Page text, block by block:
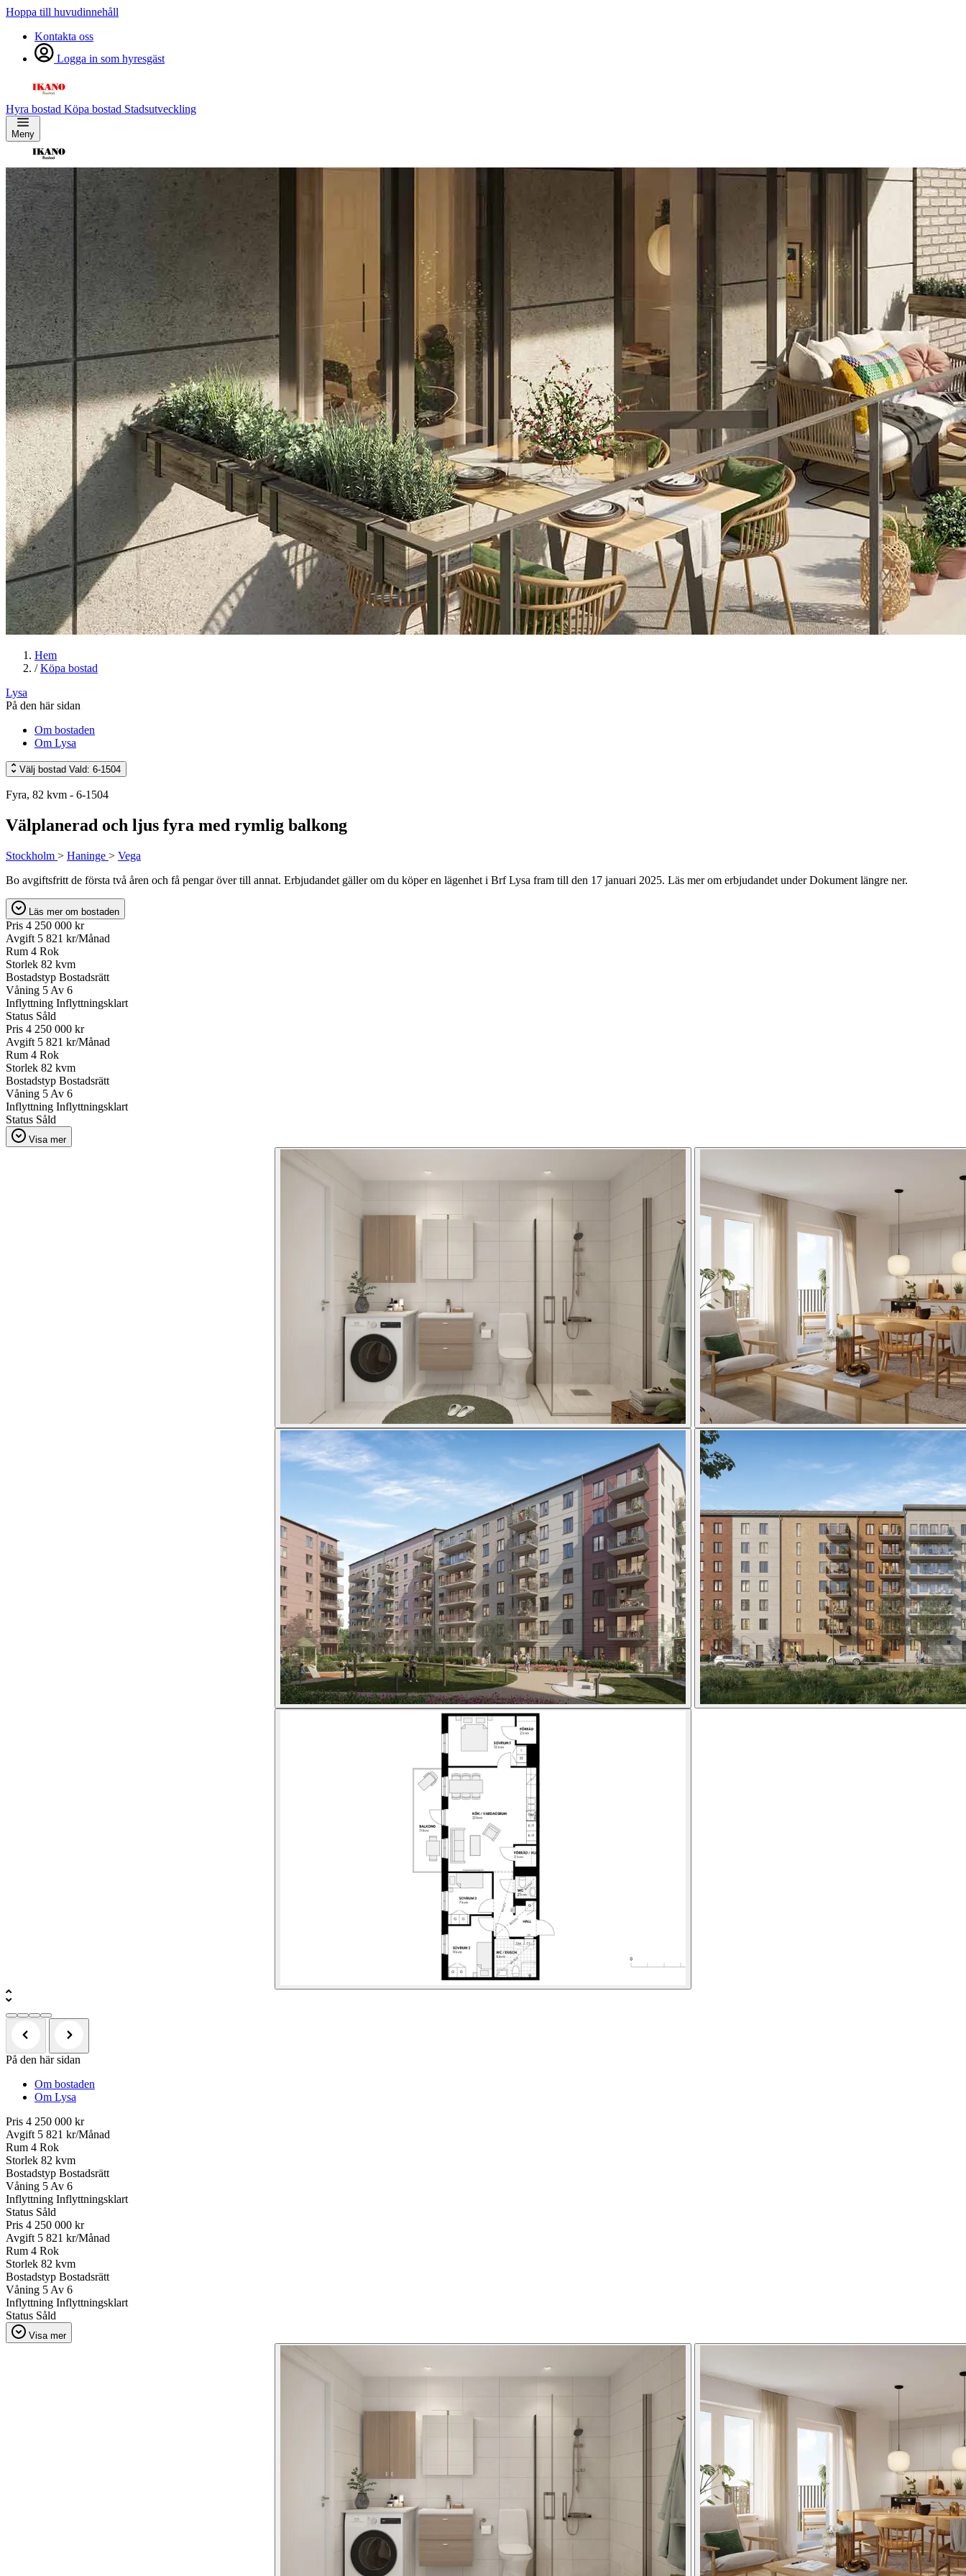
Hoppa till huvudinnehåll
Kontakta oss
Logga in som hyresgäst
Hyra bostad Köpa bostad Stadsutveckling
Meny
Hem
/ Köpa bostad
Lysa
På den här sidan
Om bostaden
Om Lysa
Välj bostad Vald: 6-1504
Fyra, 82 kvm - 6-1504
Välplanerad och ljus fyra med rymlig balkong
Stockholm > Haninge > Vega
Bo avgiftsfritt de första två åren och få pengar över till annat. Erbjudandet gäller om du köper en lägenhet i Brf Lysa fram till den 17 januari 2025. Läs mer om erbjudandet under Dokument längre ner.
Läs mer om bostaden
Pris 4 250 000 kr
Avgift 5 821 kr/Månad
Rum 4 Rok
Storlek 82 kvm
Bostadstyp Bostadsrätt
Våning 5 Av 6
Inflyttning Inflyttningsklart
Status Såld
Pris 4 250 000 kr
Avgift 5 821 kr/Månad
Rum 4 Rok
Storlek 82 kvm
Bostadstyp Bostadsrätt
Våning 5 Av 6
Inflyttning Inflyttningsklart
Status Såld
Visa mer
På den här sidan
Om bostaden
Om Lysa
Pris 4 250 000 kr
Avgift 5 821 kr/Månad
Rum 4 Rok
Storlek 82 kvm
Bostadstyp Bostadsrätt
Våning 5 Av 6
Inflyttning Inflyttningsklart
Status Såld
Pris 4 250 000 kr
Avgift 5 821 kr/Månad
Rum 4 Rok
Storlek 82 kvm
Bostadstyp Bostadsrätt
Våning 5 Av 6
Inflyttning Inflyttningsklart
Status Såld
Visa mer